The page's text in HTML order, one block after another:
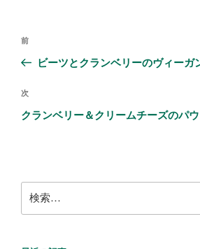
b
k
投
ビ
ゲ
ン
前
の
稿
前
ビーツとクランベリーのヴィーガ
次
の
次
クランベリー＆クリームチーズのパ
索: